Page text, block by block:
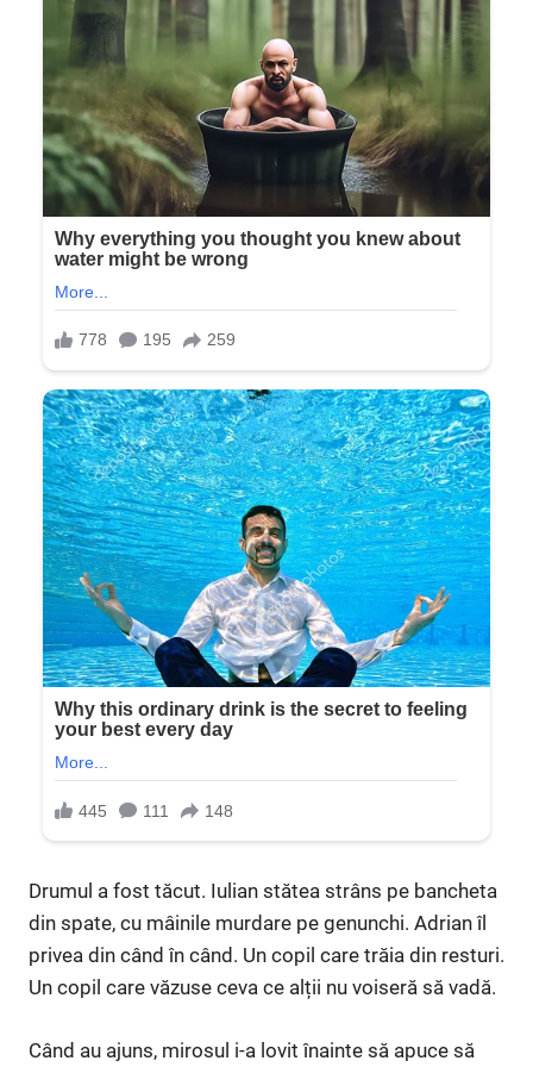
Drumul a fost tăcut. Iulian stătea strâns pe bancheta
din spate, cu mâinile murdare pe genunchi. Adrian îl
privea din când în când. Un copil care trăia din resturi.
Un copil care văzuse ceva ce alții nu voiseră să vadă.
Când au ajuns, mirosul i-a lovit înainte să apuce să